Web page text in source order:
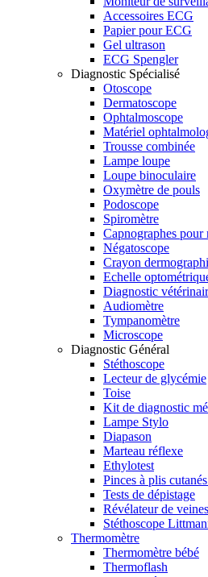
Accessoires ECG
Papier pour ECG
Gel ultrason
ECG Spengler
Diagnostic Spécialisé
Otoscope
Dermatoscope
Ophtalmoscope
Matériel
Trousse combinée
Lampe loupe
Loupe binoculaire
Oxymètre de pouls
Podoscope
Spiromètre
Capnographes pour
Négatoscope
Crayon
Echelle
Diagnostic
Audiomètre
Tympanomètre
Microscope
Diagnostic Général
Stéthoscope
Lecteur de glycémie
Toise
Kit de diagnostic
Lampe Stylo
Diapason
Marteau réflexe
Ethylotest
Pinces à plis
Tests de dépistage
Révélateur de veines
Stéthoscope
Thermomètre
Thermomètre bébé
Thermoflash